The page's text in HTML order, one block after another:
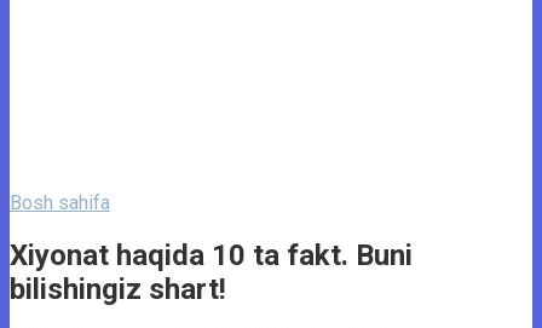
Bosh sahifa
Xiyonat haqida 10 ta fakt. Buni
bilishingiz shart!